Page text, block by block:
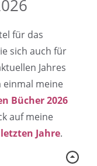
für das
sich auch für
Jahres
einmal meine
Bücher 2026
auf meine
Jahre.